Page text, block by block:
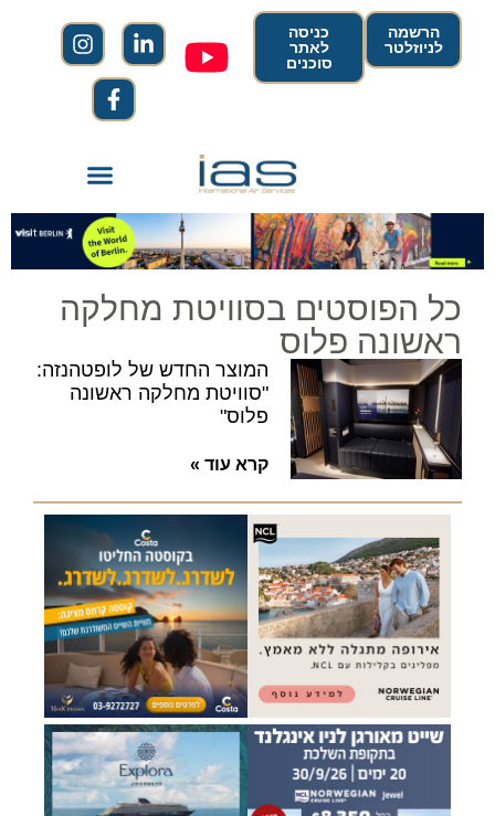
הרשמה
לניוזלטר
כניסה
לאתר
סוכנים
כל הפוסטים בסוויטת מחלקה
ראשונה פלוס
המוצר החדש של לופטהנזה:
"סוויטת מחלקה ראשונה
פלוס"
קרא עוד »